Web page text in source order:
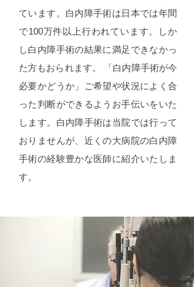
ています。白内障手術は日本では年間
で100万件以上行われています。しか
し白内障手術の結果に満足できなかっ
た方もおられます。 「白内障手術が今
必要かどうか」ご希望や状況によく合
った判断ができるようお手伝いをいた
します。白内障手術は当院では行って
おりませんが、近くの大病院の白内障
手術の経験豊かな医師に紹介いたしま
す。